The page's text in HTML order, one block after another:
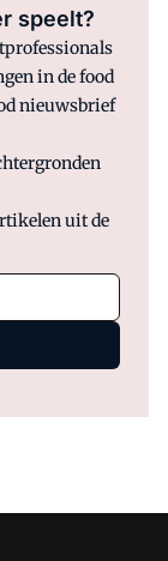
moeten
speelt?
in de food
nieuwsbrief
uit de